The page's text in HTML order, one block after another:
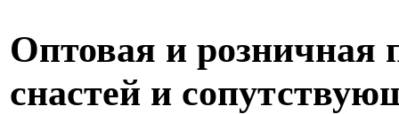
Оптовая и розничная
снастей и